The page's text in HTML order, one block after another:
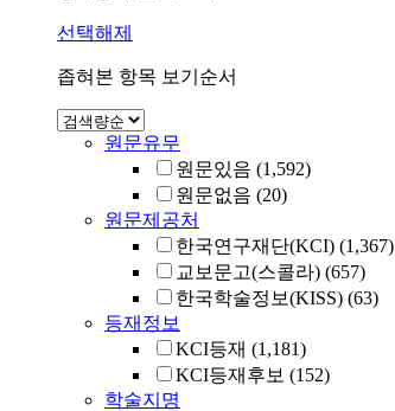
선택해제
좁혀본 항목 보기순서
원문유무
원문있음 (1,592)
원문없음 (20)
원문제공처
한국연구재단(KCI) (1,367)
교보문고(스콜라) (657)
한국학술정보(KISS) (63)
등재정보
KCI등재 (1,181)
KCI등재후보 (152)
학술지명